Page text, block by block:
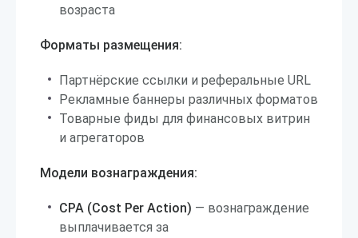
возраста
Форматы размещения:
Партнёрские ссылки и реферальные URL
Рекламные баннеры различных форматов
Товарные фиды для финансовых витрин
и агрегаторов
Модели вознаграждения:
CPA (Cost Per Action) — вознаграждение
выплачивается за